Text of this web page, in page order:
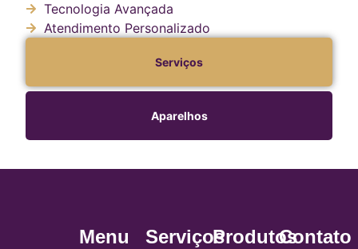
Tecnologia Avançada
Atendimento Personalizado
Serviços
Aparelhos
Menu ServiçosProdutosContato